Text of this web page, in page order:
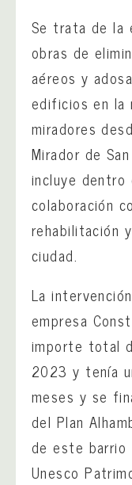
Se trata de la
obras de
aéreos y
edificios en
miradores
Mirador de
incluye dentro
colaboración
rehabilitación
ciudad.
La
empresa
importe total
2023 y tenía
meses y se
del Plan
de este barrio
Unesco